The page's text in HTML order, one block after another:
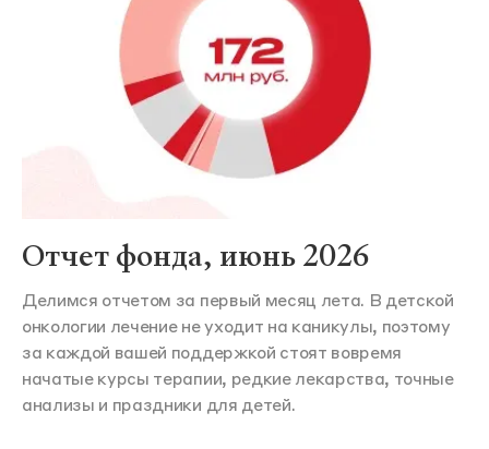
Отчет фонда, июнь 2026
Делимся отчетом за первый месяц лета. В детской
онкологии лечение не уходит на каникулы, поэтому
за каждой вашей поддержкой стоят вовремя
начатые курсы терапии, редкие лекарства, точные
анализы и праздники для детей.